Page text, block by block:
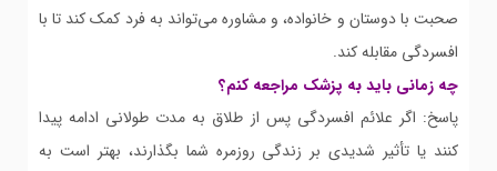
صحبت با دوستان و خانواده، و مشاوره می‌تواند به فرد کمک کند تا با
افسردگی مقابله کند.
چه زمانی باید به پزشک مراجعه کنم؟
پاسخ: اگر علائم افسردگی پس از طلاق به مدت طولانی ادامه پیدا
کنند یا تأثیر شدیدی بر زندگی روزمره شما بگذارند، بهتر است به